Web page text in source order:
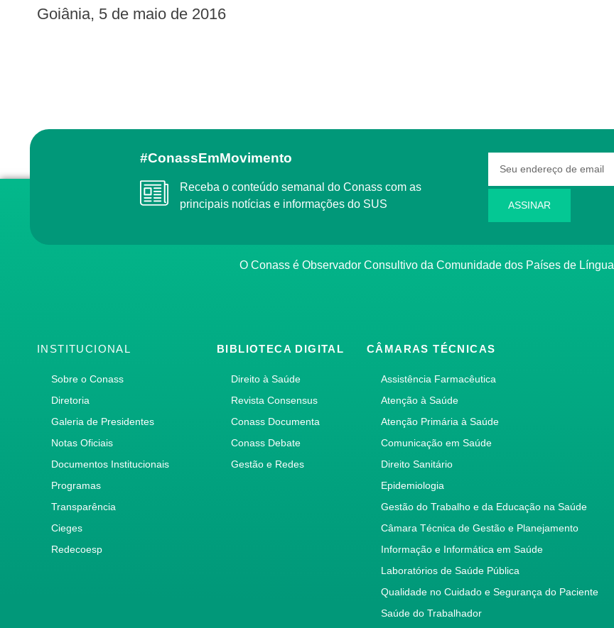
Goiânia, 5 de maio de 2016
#ConassEmMovimento
Receba o conteúdo semanal do Conass com as
principais notícias e informações do SUS
ASSINAR
O Conass é Observador Consultivo da Comunidade dos Países de
INSTITUCIONAL
Sobre o Conass
Diretoria
Galeria de Presidentes
Notas Oficiais
Documentos Institucionais
Programas
Transparência
Cieges
Redecoesp
BIBLIOTECA DIGITAL
Direito à Saúde
Revista Consensus
Conass Documenta
Conass Debate
Gestão e Redes
CÂMARAS TÉCNICAS
Assistência Farmacêutica
Atenção à Saúde
Atenção Primária à Saúde
Comunicação em Saúde
Direito Sanitário
Epidemiologia
Gestão do Trabalho e da Educação na Saúde
Câmara Técnica de Gestão e Planejamento
Informação e Informática em Saúde
Laboratórios de Saúde Pública
Qualidade no Cuidado e Segurança do Paciente
Saúde do Trabalhador